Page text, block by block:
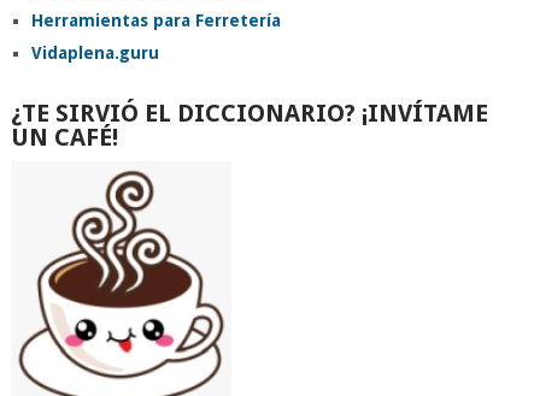
Herramientas para Ferretería
Vidaplena.guru
¿TE SIRVIÓ EL DICCIONARIO? ¡INVÍTAME
UN CAFÉ!